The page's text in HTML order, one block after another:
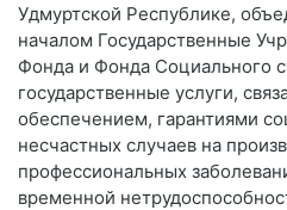
Удмуртской Республике,
началом Государственные
Фонда и Фонда Социального
государственные услуги,
обеспечением, гарантиями
несчастных случаев на
профессиональных
временной